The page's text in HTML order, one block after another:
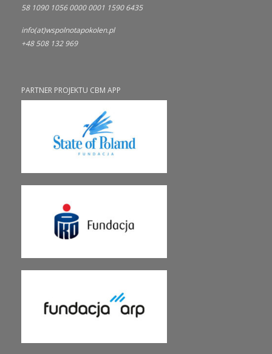
58 1090 1056 0000 0001 1590 6435
info(at)wspolnotapokolen.pl
+48 508 132 969
PARTNER PROJEKTU CBM APP